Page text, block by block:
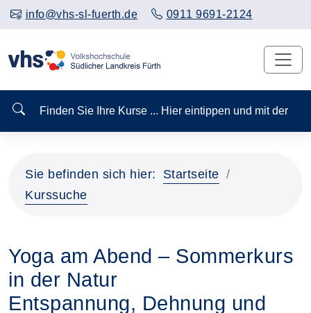
info@vhs-sl-fuerth.de 0911 9691-2124
Finden Sie Ihre Kurse ... Hier eintippen und mit
Sie befinden sich hier:
Startseite
Kurssuche
Yoga am Abend – Sommerkurs
in der Natur
Entspannung, Dehnung und